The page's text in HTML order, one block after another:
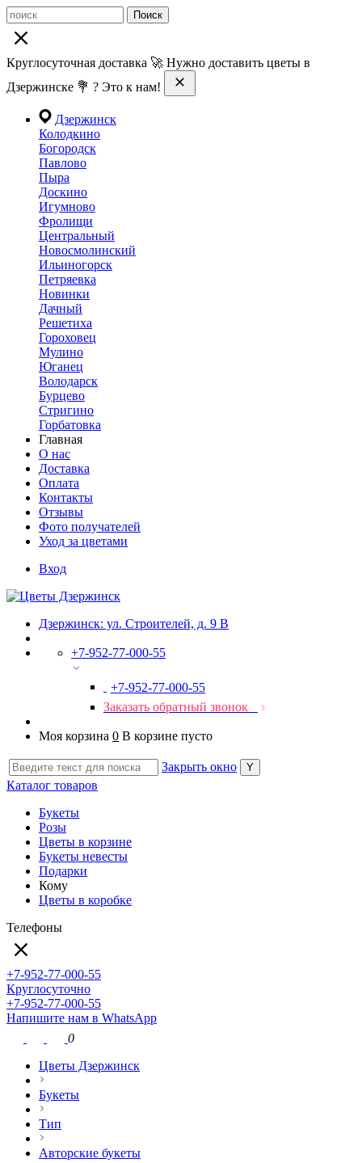
Поиск
Круглосуточная доставка 🚀 Нужно доставить цветы в
Дзержинске 💐 ? Это к нам!
Дзержинск
Колодкино
Богородск
Павлово
Пыра
Доскино
Игумново
Фролищи
Центральный
Новосмолинский
Ильиногорск
Петряевка
Новинки
Дачный
Решетиха
Гороховец
Мулино
Юганец
Володарск
Бурцево
Стригино
Горбатовка
Главная
О нас
Доставка
Оплата
Контакты
Отзывы
Фото получателей
Уход за цветами
Вход
Дзержинск: ул. Строителей, д. 9 В
+7-952-77-000-55
+7-952-77-000-55
Заказать обратный звонок
Моя корзина 0 В корзине пусто
Закрыть окно
Каталог товаров
Букеты
Розы
Цветы в корзине
Букеты невесты
Подарки
Кому
Цветы в коробке
Телефоны
+7-952-77-000-55
Круглосуточно
+7-952-77-000-55
Напишите нам в WhatsApp
0
Цветы Дзержинск
Букеты
Тип
Авторские букеты